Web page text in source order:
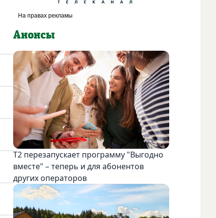
Анонсы
Т2 перезапускает программу "Выгодно
вместе" – теперь и для абонентов
других операторов